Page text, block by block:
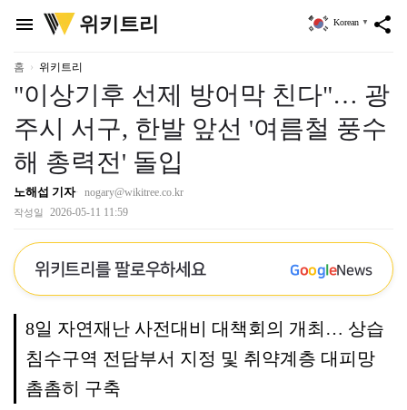
menu
위
키
리
위키트리 share
Korean ▼
홈 위키트리
"이상기후 선제 방어막 친다"… 광
주시 서구, 한발 앞선 '여름철 풍수
해 총력전' 돌입
노해섭 기자 nogary@wikitree.co.kr
작성일 2026-05-11 11:59
위키트리를 팔로우하세요 GoogleNews
8일 자연재난 사전대비 대책회의 개최… 상습
침수구역 전담부서 지정 및 취약계층 대피망
촘촘히 구축